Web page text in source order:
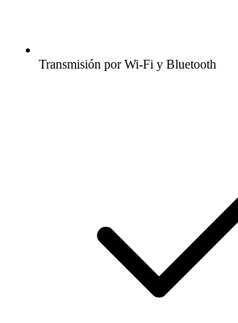
Transmisión por Wi-Fi y Bluetooth